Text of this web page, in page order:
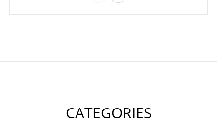
CATEGORIES